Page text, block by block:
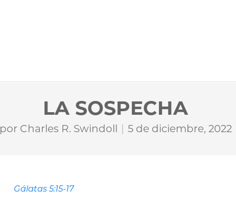
LA SOSPECHA
por Charles R. Swindoll 5 de diciembre, 2022
Gálatas 5:15-17